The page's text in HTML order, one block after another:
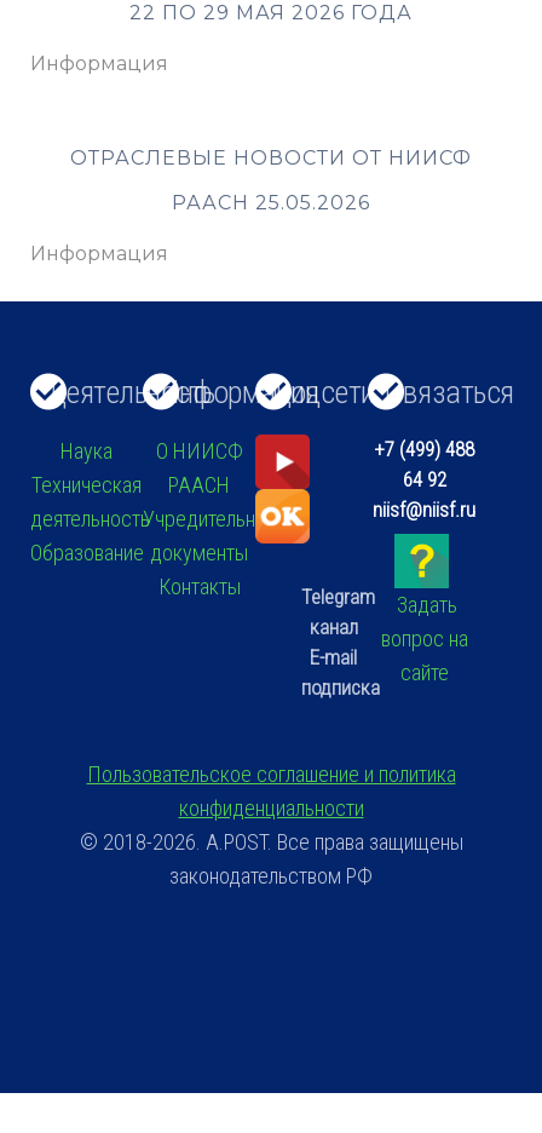
22 ПО 29 МАЯ 2026 ГОДА
Информация
ОТРАСЛЕВЫЕ НОВОСТИ ОТ НИИСФ
РААСН 25.05.2026
Информация
Деятельность
Наука
Техническая
деятельность
Образование
Информация
О НИИСФ
РААСН
Учредительные
документы
Контакты
Соцсети
Telegram
канал
E-mail
подписка
Связаться
+7 (499) 488
64 92
niisf@niisf.ru
Задать
вопрос на
сайте
Пользовательское соглашение и политика
конфиденциальности
© 2018-2026. A.POST. Все права защищены
законодательством РФ